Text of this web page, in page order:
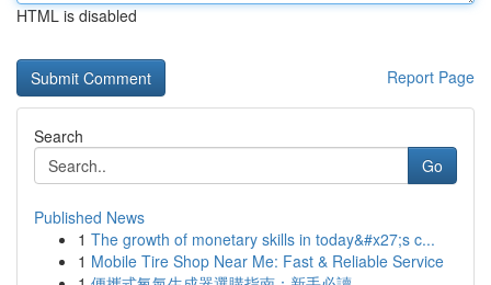
HTML is disabled
Report Page
Search
Go
Published News
1 The growth of monetary skills in today&#x27;s c...
1 Mobile Tire Shop Near Me: Fast & Reliable Service